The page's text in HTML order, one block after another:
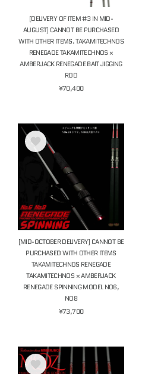
[DELIVERY OF ITEM #3 IN MID-
AUGUST] CANNOT BE PURCHASED
WITH OTHER ITEMS. TAKAMITECHNOS
RENEGADE TAKAMITECHNOS ×
AMBERJACK RENEGADE BAIT JIGGING
ROD
¥70,400
[MID-OCTOBER DELIVERY] CANNOT BE
PURCHASED WITH OTHER ITEMS
TAKAMITECHNOS RENEGADE
TAKAMITECHNOS × AMBERJACK
RENEGADE SPINNING MODEL NO6,
NO8
¥73,700